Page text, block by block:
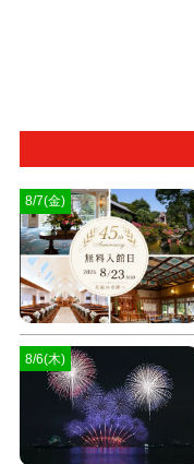
8/7(金)
8/6(木)